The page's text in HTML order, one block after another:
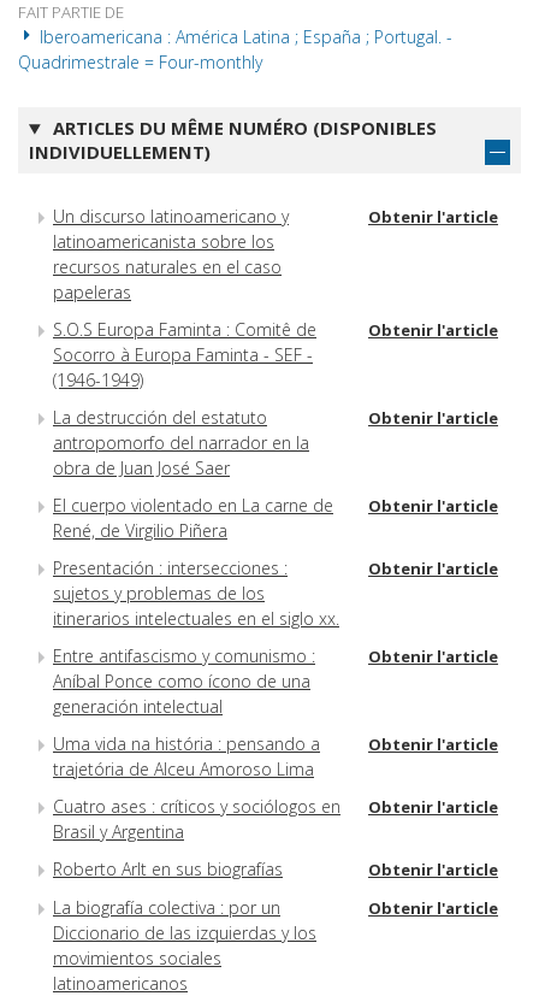
FAIT PARTIE DE
Iberoamericana : América Latina ; España ; Portugal. -
Quadrimestrale = Four-monthly
ARTICLES DU MÊME NUMÉRO (DISPONIBLES
INDIVIDUELLEMENT)
Un discurso latinoamericano y
latinoamericanista sobre los
recursos naturales en el caso
papeleras
Obtenir l'article
S.O.S Europa Faminta : Comitê de
Socorro à Europa Faminta - SEF -
(1946-1949)
Obtenir l'article
La destrucción del estatuto
antropomorfo del narrador en la
obra de Juan José Saer
Obtenir l'article
El cuerpo violentado en La carne de
René, de Virgilio Piñera
Obtenir l'article
Presentación : intersecciones :
sujetos y problemas de los
itinerarios intelectuales en el siglo xx.
Obtenir l'article
Entre antifascismo y comunismo :
Aníbal Ponce como ícono de una
generación intelectual
Obtenir l'article
Uma vida na história : pensando a
trajetória de Alceu Amoroso Lima
Obtenir l'article
Cuatro ases : críticos y sociólogos en
Brasil y Argentina
Obtenir l'article
Roberto Arlt en sus biografías Obtenir l'article
La biografía colectiva : por un
Diccionario de las izquierdas y los
movimientos sociales
latinoamericanos
Obtenir l'article